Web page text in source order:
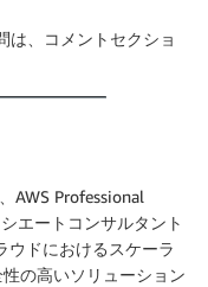
は、コメントセクショ
AWS Professional
エートコンサルタント
ウドにおけるスケーラ
の高いソリューション